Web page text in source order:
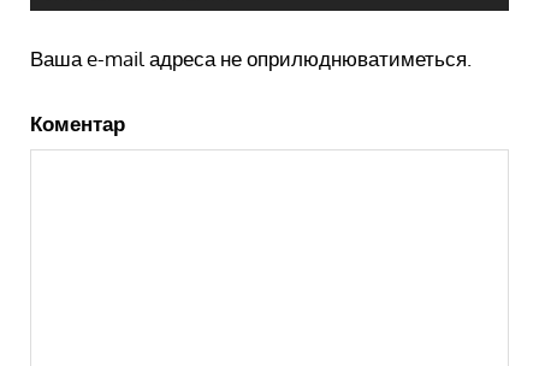
Ваша e-mail адреса не оприлюднюватиметься.
Коментар